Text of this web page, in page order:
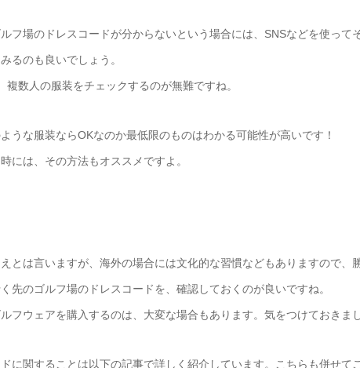
フ場のドレスコードが分からないという場合には、SNSなどを使って
るのも良いでしょう。
複数人の服装をチェックするのが無難ですね。
うな服装ならOKなのか最低限のものはわかる可能性が高いです！
には、その方法もオススメですよ。
とは言いますが、海外の場合には文化的な習慣などもありますので、
先のゴルフ場のドレスコードを、確認しておくのが良いですね。
フウェアを購入するのは、大変な場合もあります。気をつけておきま
に関することは以下の記事で詳しく紹介しています。こちらも併せて